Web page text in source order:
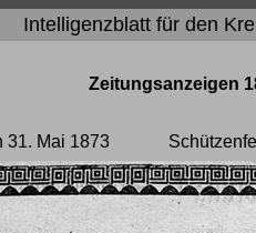
Intelligenzblatt für den
Zeitungsanzeigen
31. Mai 1873